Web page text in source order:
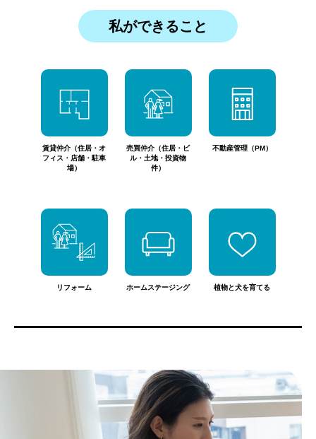
私ができること
賃貸仲介（住居・オ
フィス・店舗・駐車
場）
売買仲介（住居・ビ
ル・土地・投資物
件）
不動産管理（PM）
リフォーム ホームステージング 植物と犬を育てる